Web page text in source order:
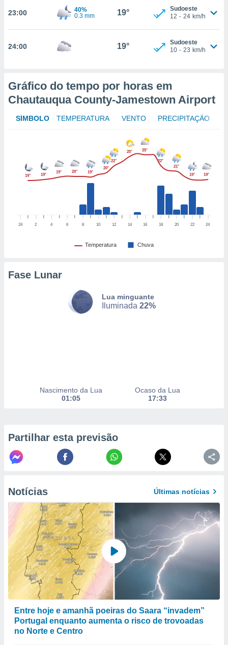
na
utilizar
estudos
e
de
1199
23:00
40%
0.3 mm
19°
Sudoeste
12 - 24 km/h
24:00 19°
Sudoeste
10 - 23 km/h
Gráfico do tempo por horas em
Chautauqua County-Jamestown Airport
SÍMBOLO TEMPERATURA VENTO PRECIPITAÇÃO
Temperatura Chuva
24 2 4 6 8 10 12 14 16 18 20 22 24
19° 19°
19° 20° 19°
20°
22°
25° 25°
22°
21°
19°
19°
Fase Lunar
Lua minguante
Iluminada 22%
Nascimento da Lua
01:05
Ocaso da Lua
17:33
Partilhar esta previsão
Notícias Últimas notícias
Entre hoje e amanhã poeiras do Saara “invadem”
Portugal enquanto aumenta o risco de trovoadas
no Norte e Centro